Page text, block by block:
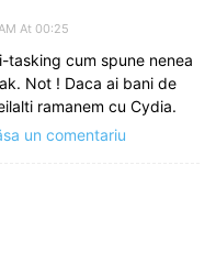
At 00:25
tasking cum spune nenea
Not ! Daca ai bani de
ramanem cu Cydia.
un comentariu